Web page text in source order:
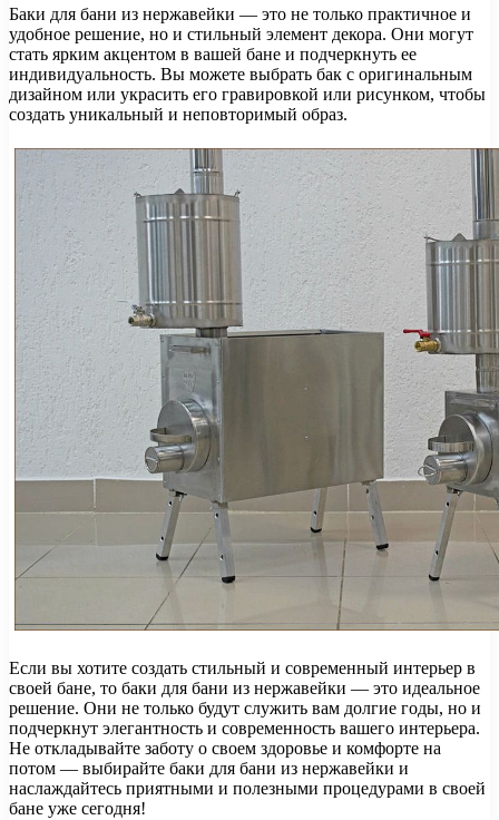
Баки для бани из нержавейки — это не только практичное и
удобное решение, но и стильный элемент декора. Они могут
стать ярким акцентом в вашей бане и подчеркнуть ее
индивидуальность. Вы можете выбрать бак с оригинальным
дизайном или украсить его гравировкой или рисунком, чтобы
создать уникальный и неповторимый образ.
Если вы хотите создать стильный и современный интерьер в
своей бане, то баки для бани из нержавейки — это идеальное
решение. Они не только будут служить вам долгие годы, но и
подчеркнут элегантность и современность вашего интерьера.
Не откладывайте заботу о своем здоровье и комфорте на
потом — выбирайте баки для бани из нержавейки и
наслаждайтесь приятными и полезными процедурами в своей
бане уже сегодня!